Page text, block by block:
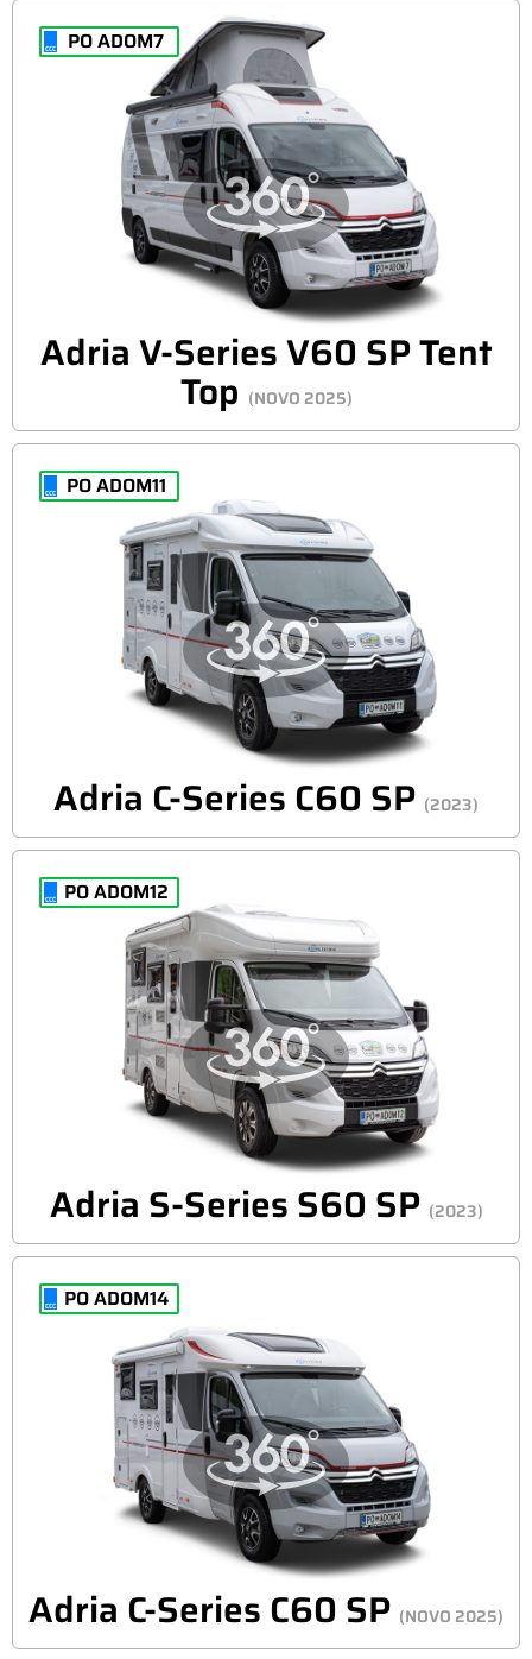
PO ADOM7
Adria V-Series V60 SP Tent
Top (NOVO 2025)
PO ADOM11
Adria C-Series C60 SP (2023)
PO ADOM12
Adria S-Series S60 SP (2023)
PO ADOM14
Adria C-Series C60 SP (NOVO 2025)